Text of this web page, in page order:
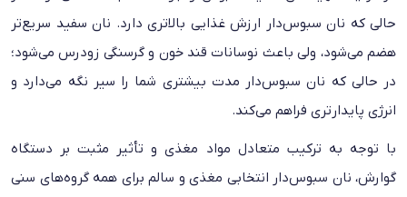
حالی که نان سبوس‌دار ارزش غذایی بالاتری دارد. نان سفید سریع‌تر
هضم می‌شود، ولی باعث نوسانات قند خون و گرسنگی زودرس می‌شود؛
در حالی که نان سبوس‌دار مدت بیشتری شما را سیر نگه می‌دارد و
انرژی پایدارتری فراهم می‌کند.
با توجه به ترکیب متعادل مواد مغذی و تأثیر مثبت بر دستگاه
گوارش، نان سبوس‌دار انتخابی مغذی و سالم برای همه گروه‌های سنی